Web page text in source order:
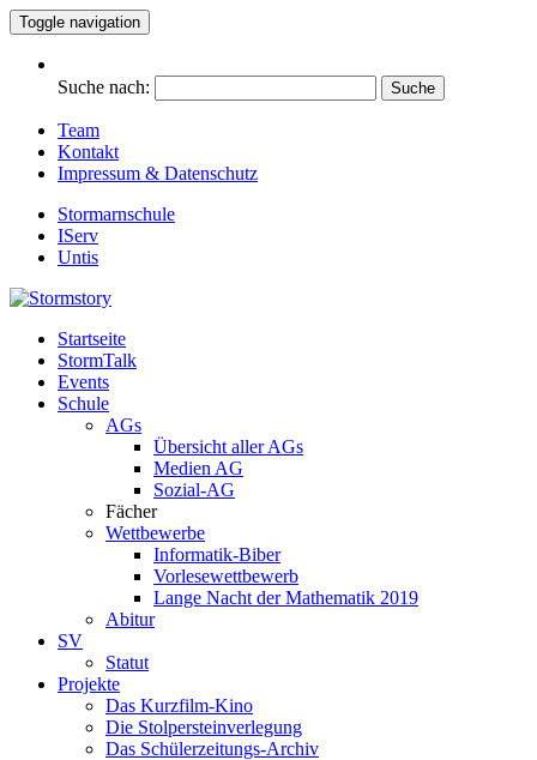
Toggle navigation
Suche nach:
Team
Kontakt
Impressum & Datenschutz
Stormarnschule
IServ
Untis
Stormstory
Eure digitale Schülerzeitung
Startseite
StormTalk
Events
Schule
AGs
Übersicht aller AGs
Medien AG
Sozial-AG
Fächer
Wettbewerbe
Informatik-Biber
Vorlesewettbewerb
Lange Nacht der Mathematik 2019
Abitur
SV
Statut
Projekte
Das Kurzfilm-Kino
Die Stolpersteinverlegung
Das Schülerzeitungs-Archiv